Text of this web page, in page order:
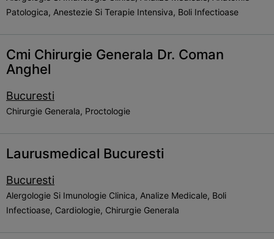
Patologica, Anestezie Si Terapie Intensiva, Boli Infectioase
Cmi Chirurgie Generala Dr. Coman
Anghel
Bucuresti
Chirurgie Generala, Proctologie
Laurusmedical Bucuresti
Bucuresti
Alergologie Si Imunologie Clinica, Analize Medicale, Boli
Infectioase, Cardiologie, Chirurgie Generala